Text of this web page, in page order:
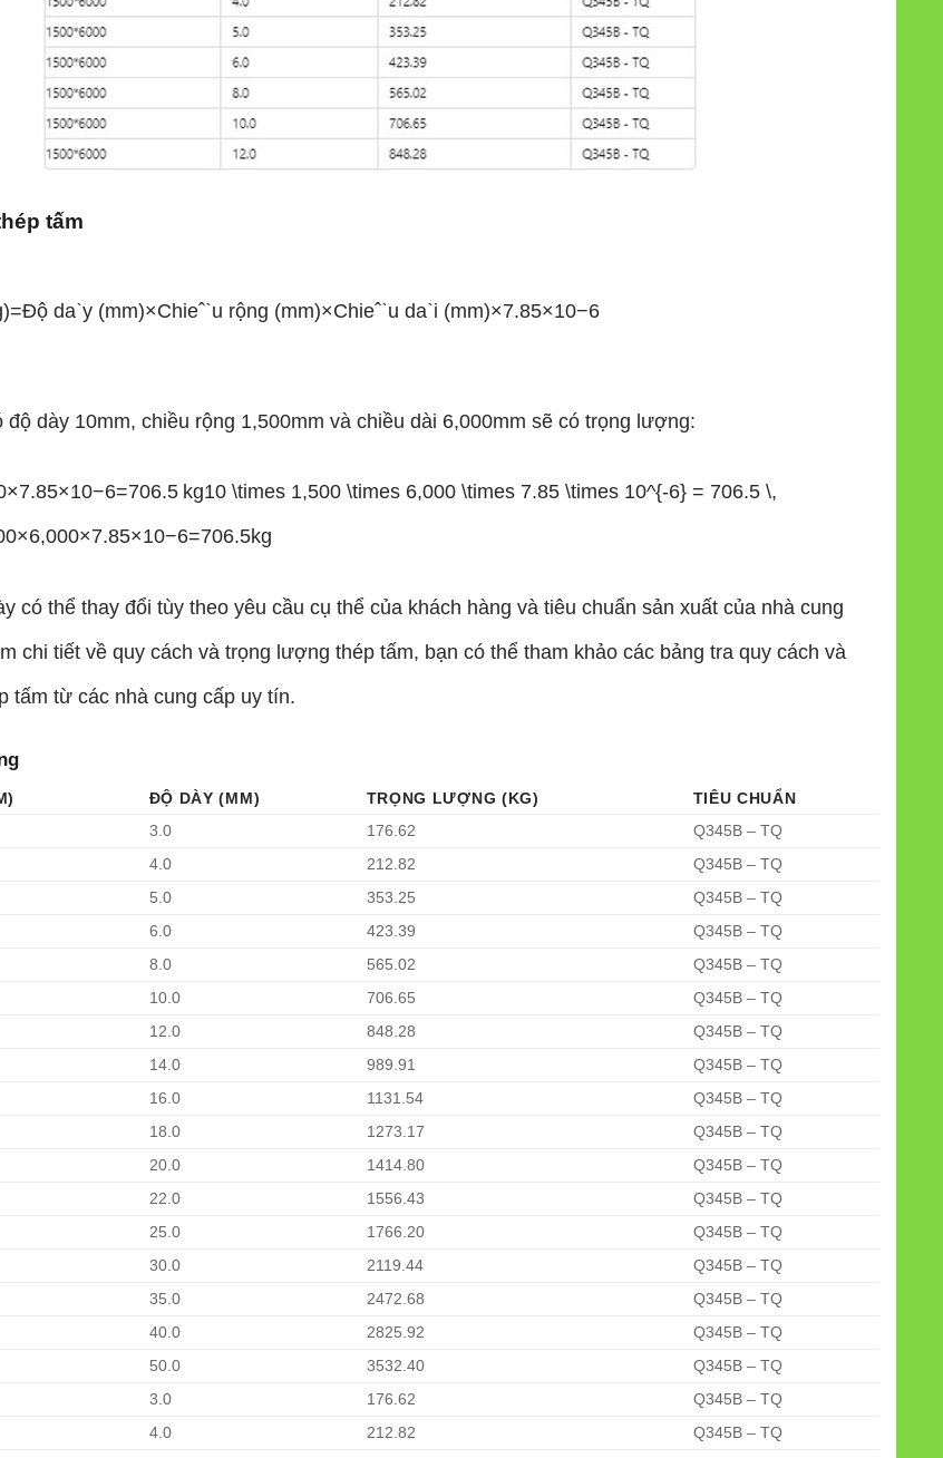
tấm
=Độ daˋy (mm)×Chieˆˋu rộng (mm)×Chieˆˋu daˋi (mm)×7.85×10−6
độ dày 10mm, chiều rộng 1,500mm và chiều dài 6,000mm sẽ có trọng lượng:
kg10 \times 1,500 \times 6,000 \times 7.85 \times 10^{-6} = 706.5 \,
×6,000×7.85×10−6=706.5kg
có thể thay đổi tùy theo yêu cầu cụ thể của khách hàng và tiêu chuẩn sản xuất của nhà cung
chi tiết về quy cách và trọng lượng thép tấm, bạn có thể tham khảo các bảng tra quy cách và
tấm từ các nhà cung cấp uy tín.
ĐỘ DÀY (MM) TRỌNG LƯỢNG (KG)
TIÊU CHUẨN
3.0 176.62
Q345B – TQ
4.0 212.82
Q345B – TQ
5.0 353.25
Q345B – TQ
6.0 423.39
Q345B – TQ
8.0 565.02
Q345B – TQ
10.0 706.65
Q345B – TQ
12.0 848.28
Q345B – TQ
14.0 989.91
Q345B – TQ
16.0 1131.54
Q345B – TQ
18.0 1273.17
Q345B – TQ
20.0 1414.80
Q345B – TQ
22.0 1556.43
Q345B – TQ
25.0 1766.20
Q345B – TQ
30.0 2119.44
Q345B – TQ
35.0 2472.68
Q345B – TQ
40.0 2825.92
Q345B – TQ
50.0 3532.40
Q345B – TQ
3.0 176.62
Q345B – TQ
4.0 212.82
Q345B – TQ